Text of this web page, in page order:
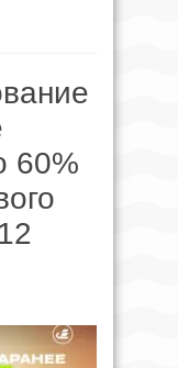
60%